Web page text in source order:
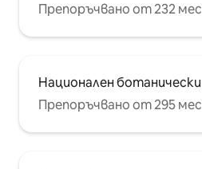
Препоръчвано от 232
Национален ботанически
Препоръчвано от 295